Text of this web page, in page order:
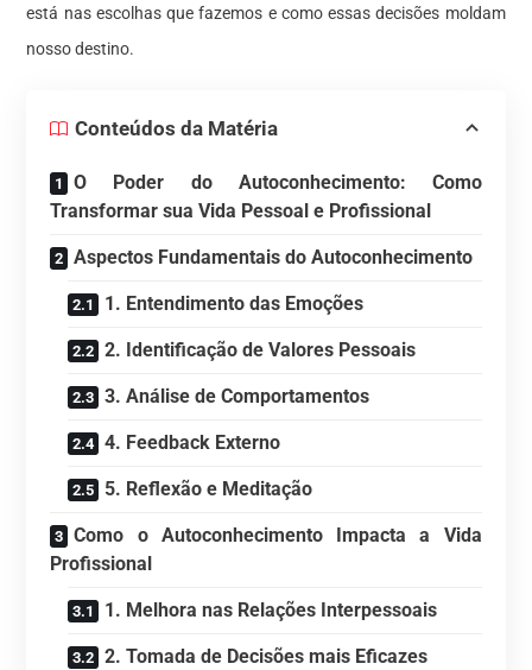
está nas escolhas que fazemos e como essas decisões moldam
nosso destino.
Conteúdos da Matéria
O Poder do Autoconhecimento: Como
Transformar sua Vida Pessoal e Profissional
Aspectos Fundamentais do Autoconhecimento
1. Entendimento das Emoções
2. Identificação de Valores Pessoais
3. Análise de Comportamentos
4. Feedback Externo
5. Reflexão e Meditação
Como o Autoconhecimento Impacta a Vida
Profissional
1. Melhora nas Relações Interpessoais
2. Tomada de Decisões mais Eficazes